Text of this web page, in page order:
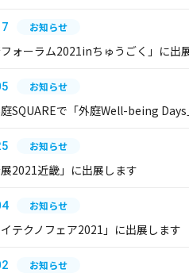
お知らせ
フォーラム2021inちゅうごく」に出
お知らせ
SQUAREで「外庭Well-being
お知らせ
展2021近畿」に出展します
お知らせ
イテクノフェア2021」に出展します
お知らせ